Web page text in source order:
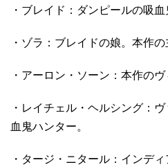
・ブレイド：ダンピールの吸血
・ゾラ：ブレイドの娘。本作の
・アーロン・ソーン：本作のヴ
・レイチェル・ヘルシング：
血鬼ハンター。
・タージ・ニタール：インデ